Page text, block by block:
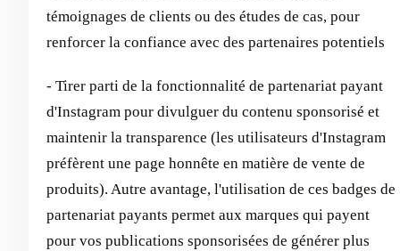
témoignages de clients ou des études de cas, pour
renforcer la confiance avec des partenaires potentiels
- Tirer parti de la fonctionnalité de partenariat payant
d'Instagram pour divulguer du contenu sponsorisé et
maintenir la transparence (les utilisateurs d'Instagram
préfèrent une page honnête en matière de vente de
produits). Autre avantage, l'utilisation de ces badges de
partenariat payants permet aux marques qui payent
pour vos publications sponsorisées de générer plus